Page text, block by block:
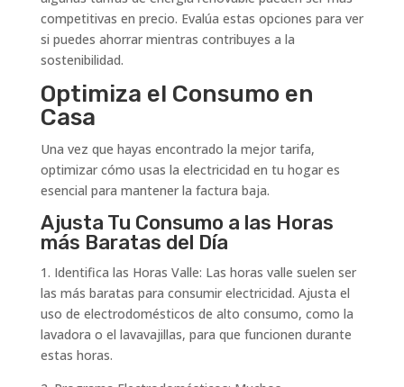
competitivas en precio. Evalúa estas opciones para ver
si puedes ahorrar mientras contribuyes a la
sostenibilidad.
Optimiza el Consumo en
Casa
Una vez que hayas encontrado la mejor tarifa,
optimizar cómo usas la electricidad en tu hogar es
esencial para mantener la factura baja.
Ajusta Tu Consumo a las Horas
más Baratas del Día
1. Identifica las Horas Valle: Las horas valle suelen ser
las más baratas para consumir electricidad. Ajusta el
uso de electrodomésticos de alto consumo, como la
lavadora o el lavavajillas, para que funcionen durante
estas horas.